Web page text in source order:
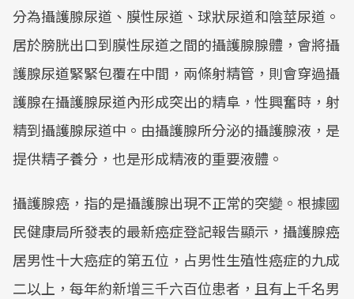
分為攝護腺尿道、膜性尿道、球狀尿道和陰莖尿道。
居於膀胱出口到膜性尿道之間的攝護腺腺體，會將攝
護腺尿道緊緊包覆在中間，兩條射精管，則會穿過攝
護腺在攝護腺尿道內形成突出的精阜，性興奮時，射
精到攝護腺尿道中。由攝護腺所分泌的攝護腺液，是
提供精子養分，也是形成精液的重要液體。
攝護腺癌，指的是攝護腺出現不正常的突變。根據國
民健康局所發表的最新癌症登記報告顯示，攝護腺癌
居男性十大癌症的第五位，占男性生殖性癌症的九成
二以上，每年約新增三千六百位患者，且有上千名男